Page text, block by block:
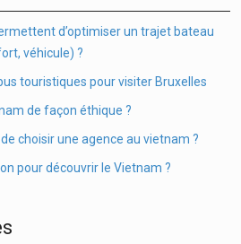
d’optimiser un trajet bateau
véhicule) ?
touristiques pour visiter Bruxelles
de façon éthique ?
choisir une agence au vietnam ?
pour découvrir le Vietnam ?